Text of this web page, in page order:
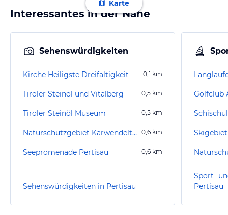
Karte
Interessantes in der Nähe
Sehenswürdigkeiten
Kirche Heiligste Dreifaltigkeit 0,1 km
Tiroler Steinöl und Vitalberg 0,5 km
Tiroler Steinöl Museum 0,5 km
Naturschutzgebiet Karwendeltäler 0,6 km
Seepromenade Pertisau 0,6 km
Sehenswürdigkeiten in Pertisau
Golfclub
Sport-
Pertisau